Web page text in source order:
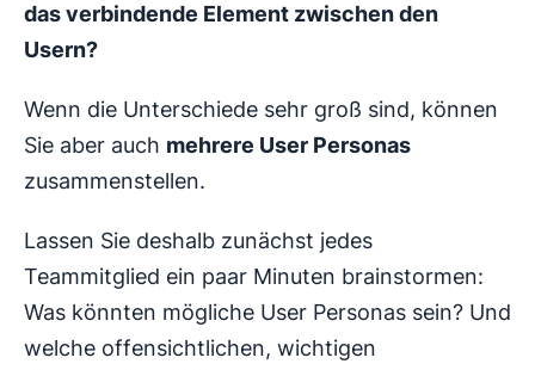
das verbindende Element zwischen den
Usern?
Wenn die Unterschiede sehr groß sind, können
Sie aber auch mehrere User Personas
zusammenstellen.
Lassen Sie deshalb zunächst jedes
Teammitglied ein paar Minuten brainstormen:
Was könnten mögliche User Personas sein? Und
welche offensichtlichen, wichtigen